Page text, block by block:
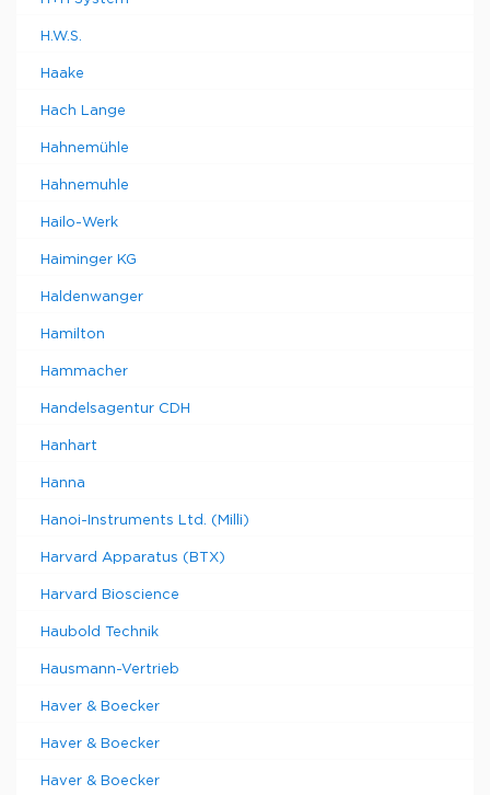
H.W.S.
Haake
Hach Lange
Hahnemühle
Hahnemuhle
Hailo-Werk
Haiminger KG
Haldenwanger
Hamilton
Hammacher
Handelsagentur CDH
Hanhart
Hanna
Hanoi-Instruments Ltd. (Milli)
Harvard Apparatus (BTX)
Harvard Bioscience
Haubold Technik
Hausmann-Vertrieb
Haver & Boecker
Haver & Boecker
Haver & Boecker